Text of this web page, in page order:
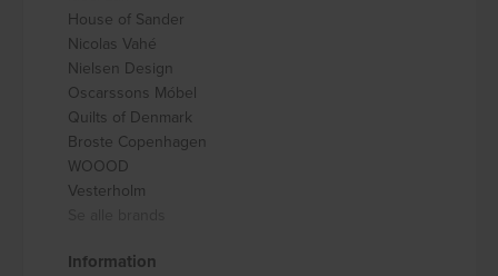
House of Sander
Nicolas Vahé
Nielsen Design
Oscarssons Móbel
Quilts of Denmark
Broste Copenhagen
WOOOD
Vesterholm
Information